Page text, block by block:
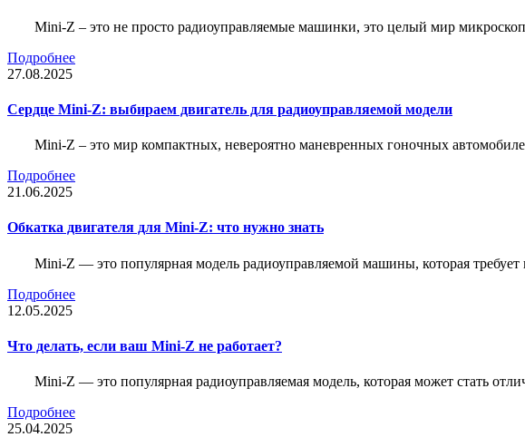
Mini-Z – это не просто радиоуправляемые машинки, это целый мир
Подробнее
27.08.2025
Сердце Mini-Z: выбираем двигатель для радиоуправляемой модели
Mini-Z – это мир компактных, невероятно маневренных гоночных
Подробнее
21.06.2025
Обкатка двигателя для Mini-Z: что нужно знать
Mini-Z — это популярная модель радиоуправляемой машины, которая
Подробнее
12.05.2025
Что делать, если ваш Mini-Z не работает?
Mini-Z — это популярная радиоуправляемая модель, которая может стать
Подробнее
25.04.2025